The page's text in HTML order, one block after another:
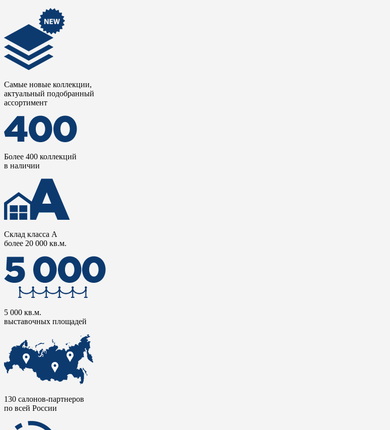
Самые новые коллекции,
актуальный подобранный
ассортимент
Более 400 коллекций
в наличии
Склад класса А
более 20 000 кв.м.
5 000 кв.м.
выставочных площадей
130 салонов-партнеров
по всей России